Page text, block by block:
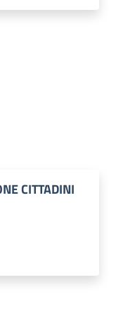
CITTADINI